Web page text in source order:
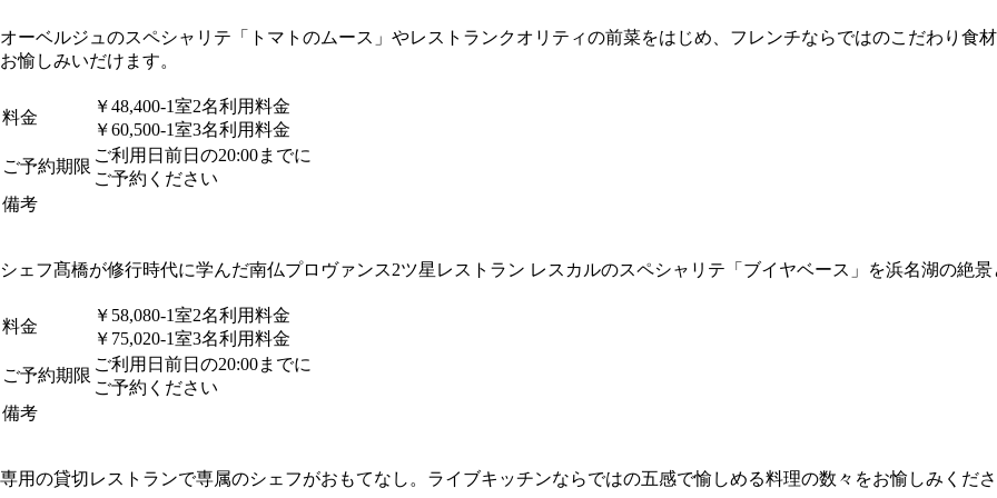
オーベルジュのスペシャリテ「トマトのムース」やレストランクオリティの前菜をはじめ、フレンチならではのこだわり食
お愉しみいだけます。
料金
￥48,400-1室2名利用料金
￥60,500-1室3名利用料金
ご予約期限
ご利用日前日の20:00までに
ご予約ください
備考
シェフ髙橋が修行時代に学んだ南仏プロヴァンス2ツ星レストラン レスカルのスペシャリテ「ブイヤベース」を浜名湖の絶
料金
￥58,080-1室2名利用料金
￥75,020-1室3名利用料金
ご予約期限
ご利用日前日の20:00までに
ご予約ください
備考
専用の貸切レストランで専属のシェフがおもてなし。ライブキッチンならではの五感で愉しめる料理の数々をお愉しみくだ